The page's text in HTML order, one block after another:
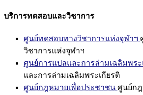
บริการทดสอบและวิชาการ
ศูนย์ทดสอบทางวิชาการแห่งจุฬาฯ
วิชาการแห่งจุฬาฯ
ศูนย์การแปลและการล่ามเฉลิมพระ
และการล่ามเฉลิมพระเกียรติ
ศูนย์กฎหมายเพื่อประชาชน ศูนย์ก